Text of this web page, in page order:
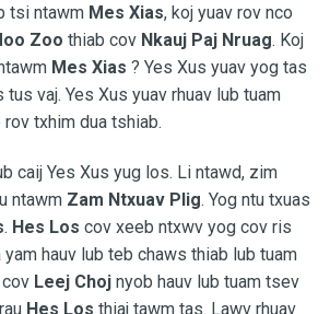
tsi ntawm Mes Xias, koj yuav rov nco
Zoo thiab cov Nkauj Paj Nruag. Koj
Mes Xias ? Yes Xus yuav yog tas
vaj. Yes Xus yuav rhuav lub tuam
txhim dua tshiab.
caij Yes Xus yug los. Li ntawd, zim
ntawm Zam Ntxuav Plig. Yog ntu txuas
. Hes Los cov xeeb ntxwv yog cov ris
hauv lub teb chaws thiab lub tuam
Leej Choj nyob hauv lub tuam tsev
Hes Los thiaj tawm tas. Lawv rhuav